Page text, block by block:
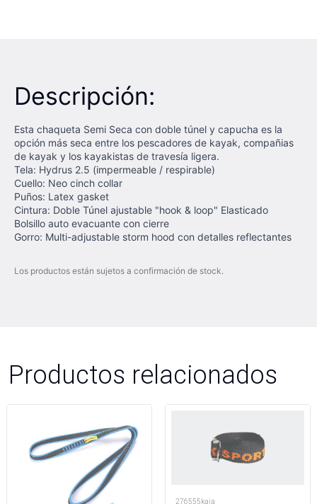
Descripción:
Esta chaqueta Semi Seca con doble túnel y capucha es la
opción más seca entre los pescadores de kayak, compañias
de kayak y los kayakistas de travesía ligera.
Tela: Hydrus 2.5 (impermeable / respirable)
Cuello: Neo cinch collar
Puños: Latex gasket
Cintura: Doble Túnel ajustable "hook & loop" Elasticado
Bolsillo auto evacuante con cierre
Gorro: Multi-adjustable storm hood con detalles reflectantes
Los productos están sujetos a confirmación de stock.
Productos relacionados
276555kaja